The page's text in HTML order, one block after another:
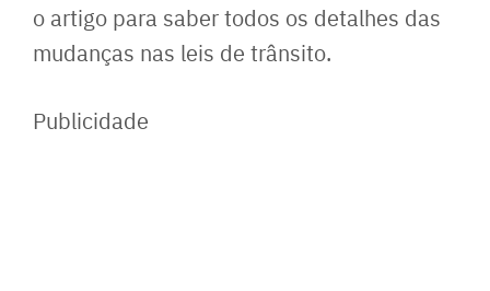
o artigo para saber todos os detalhes das
mudanças nas leis de trânsito.
Publicidade